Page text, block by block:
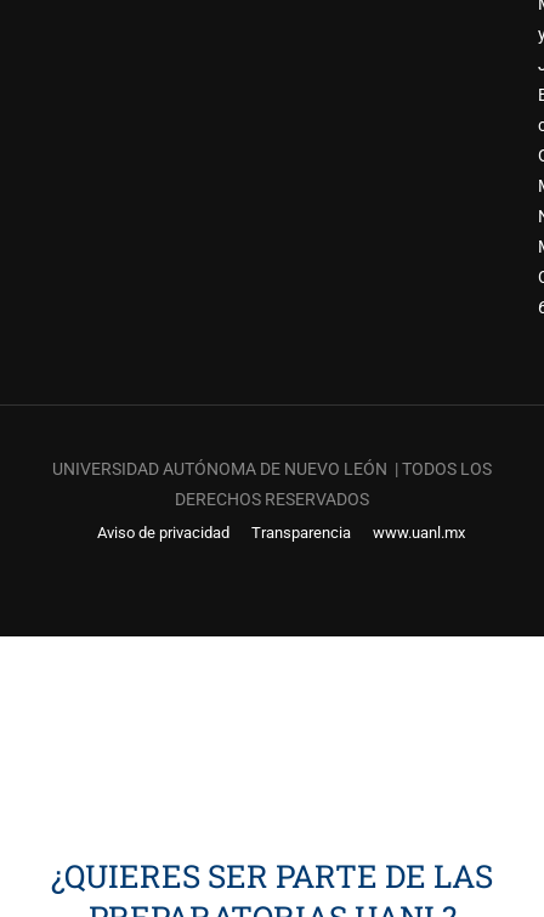
UNIVERSIDAD AUTÓNOMA DE NUEVO LEÓN | TODOS LOS
DERECHOS RESERVADOS
Aviso de privacidad Transparencia www.uanl.mx
¿QUIERES SER PARTE DE LAS